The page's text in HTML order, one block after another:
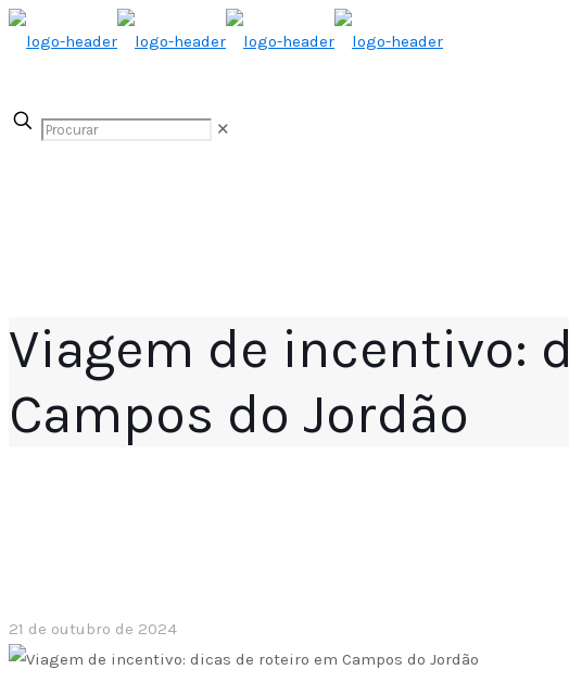
✕
Viagem de incentivo:
Campos do Jordão
21 de outubro de 2024